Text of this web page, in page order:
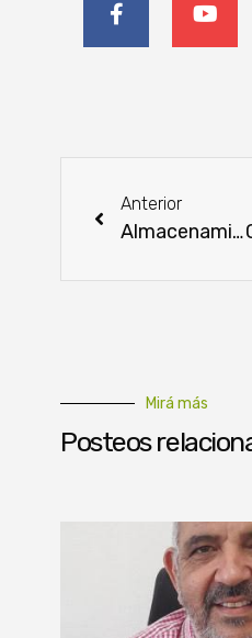
Anterior
Almacenamiento de granos y productos de alimentos, como principales inversiones bajo 60/90
Mirá más
Posteos